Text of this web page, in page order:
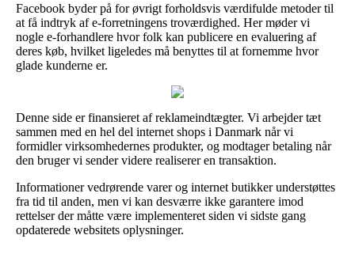
Facebook byder på for øvrigt forholdsvis værdifulde metoder til
at få indtryk af e-forretningens troværdighed. Her møder vi
nogle e-forhandlere hvor folk kan publicere en evaluering af
deres køb, hvilket ligeledes må benyttes til at fornemme hvor
glade kunderne er.
Denne side er finansieret af reklameindtægter. Vi arbejder tæt
sammen med en hel del internet shops i Danmark når vi
formidler virksomhedernes produkter, og modtager betaling når
den bruger vi sender videre realiserer en transaktion.
Informationer vedrørende varer og internet butikker understøttes
fra tid til anden, men vi kan desværre ikke garantere imod
rettelser der måtte være implementeret siden vi sidste gang
opdaterede websitets oplysninger.